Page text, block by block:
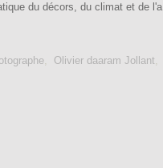
du décors, du climat et de l'a
, Olivier daaram Jollant,